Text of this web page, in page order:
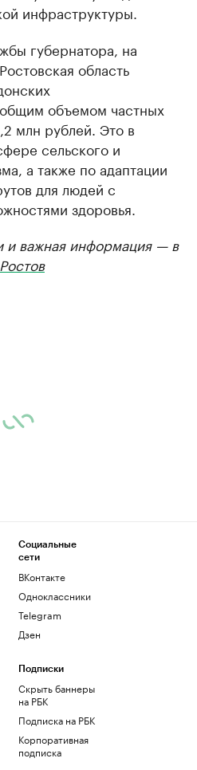
инфраструктуры.
губернатора, на
область
объемом частных
млн рублей. Это в
сельского и
а также по адаптации
для людей с
здоровья.
и важная информация — в
Социальные
сети
ВКонтакте
Одноклассники
Telegram
Дзен
Подписки
Скрыть баннеры
на РБК
Подписка на РБК
Корпоративная
подписка